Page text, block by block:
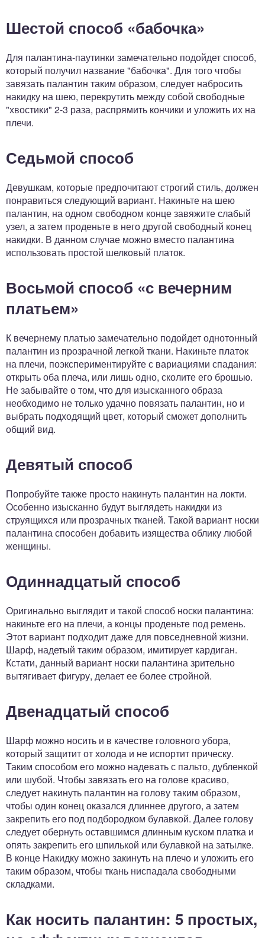
Шестой способ «бабочка»
Для палантина-паутинки замечательно подойдет способ,
который получил название "бабочка". Для того чтобы
завязать палантин таким образом, следует набросить
накидку на шею, перекрутить между собой свободные
"хвостики" 2-3 раза, распрямить кончики и уложить их на
плечи.
Седьмой способ
Девушкам, которые предпочитают строгий стиль, должен
понравиться следующий вариант. Накиньте на шею
палантин, на одном свободном конце завяжите слабый
узел, а затем проденьте в него другой свободный конец
накидки. В данном случае можно вместо палантина
использовать простой шелковый платок.
Восьмой способ «с вечерним
платьем»
К вечернему платью замечательно подойдет однотонный
палантин из прозрачной легкой ткани. Накиньте платок
на плечи, поэкспериментируйте с вариациями спадания:
открыть оба плеча, или лишь одно, сколите его брошью.
Не забывайте о том, что для изысканного образа
необходимо не только удачно повязать палантин, но и
выбрать подходящий цвет, который сможет дополнить
общий вид.
Девятый способ
Попробуйте также просто накинуть палантин на локти.
Особенно изысканно будут выглядеть накидки из
струящихся или прозрачных тканей. Такой вариант носки
палантина способен добавить изящества облику любой
женщины.
Одиннадцатый способ
Оригинально выглядит и такой способ носки палантина:
накиньте его на плечи, а концы проденьте под ремень.
Этот вариант подходит даже для повседневной жизни.
Шарф, надетый таким образом, имитирует кардиган.
Кстати, данный вариант носки палантина зрительно
вытягивает фигуру, делает ее более стройной.
Двенадцатый способ
Шарф можно носить и в качестве головного убора,
который защитит от холода и не испортит прическу.
Таким способом его можно надевать с пальто, дубленкой
или шубой. Чтобы завязать его на голове красиво,
следует накинуть палантин на голову таким образом,
чтобы один конец оказался длиннее другого, а затем
закрепить его под подбородком булавкой. Далее голову
следует обернуть оставшимся длинным куском платка и
опять закрепить его шпилькой или булавкой на затылке.
В конце Накидку можно закинуть на плечо и уложить его
таким образом, чтобы ткань ниспадала свободными
складками.
Как носить палантин: 5 простых,